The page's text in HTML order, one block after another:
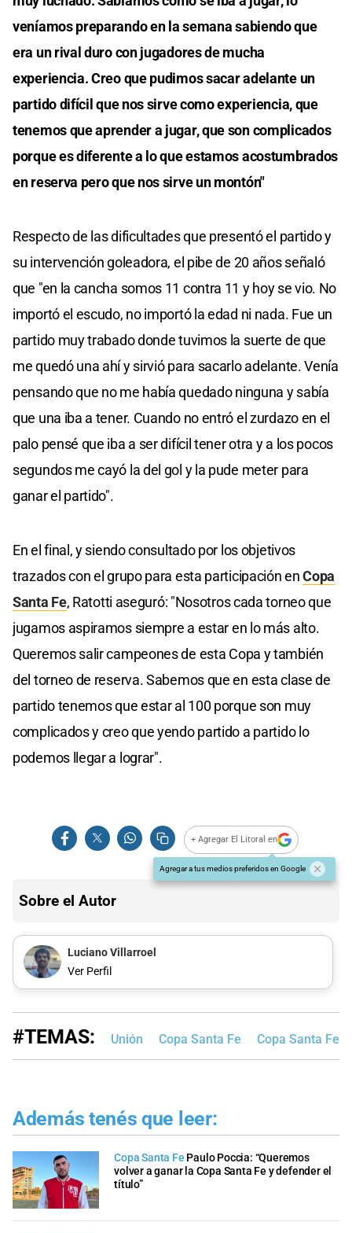
veníamos preparando en la semana sabiendo que
era un rival duro con jugadores de mucha
experiencia. Creo que pudimos sacar adelante un
partido difícil que nos sirve como experiencia, que
tenemos que aprender a jugar, que son complicados
porque es diferente a lo que estamos acostumbrados
en reserva pero que nos sirve un montón"
Respecto de las dificultades que presentó el partido y
su intervención goleadora, el pibe de 20 años señaló
que "en la cancha somos 11 contra 11 y hoy se vio. No
importó el escudo, no importó la edad ni nada. Fue un
partido muy trabado donde tuvimos la suerte de que
me quedó una ahí y sirvió para sacarlo adelante. Venía
pensando que no me había quedado ninguna y sabía
que una iba a tener. Cuando no entró el zurdazo en el
palo pensé que iba a ser difícil tener otra y a los pocos
segundos me cayó la del gol y la pude meter para
ganar el partido".
En el final, y siendo consultado por los objetivos
trazados con el grupo para esta participación enCopa
Santa Fe, Ratotti aseguró: "Nosotros cada torneo que
jugamos aspiramos siempre a estar en lo más alto.
Queremos salir campeones de esta Copa y también
del torneo de reserva. Sabemos que en esta clase de
partido tenemos que estar al 100 porque son muy
complicados y creo que yendo partido a partido lo
podemos llegar a lograr".
+ Agregar El Litoral en
Agregar a tus medios preferidos en Google
Sobre el Autor
Luciano Villarroel
Ver Perfil
#TEMAS: Unión Copa Santa Fe Copa Santa Fe
Además tenés que leer:
Copa Santa Fe Paulo Poccia: “Queremos
volver a ganar la Copa Santa Fe y defender el
título”